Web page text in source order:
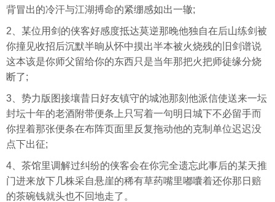
背冒出的冷汗与江湖搏命的紧绷感如出一辙;
2、某位用剑的侠客好感度抵达莫逆那晚他独自在后山练剑被
你撞见收招后沉默半晌从怀中摸出半本被火烧残的旧剑谱说
这本该是你师父留给你的东西只是当年那把火把师徒缘分烧
断了;
3、势力版图接壤昔日好友镇守的城池那刻他派信使送来一坛
封坛十年的老酒附带便条上只写着一句明日城下不必留手而
你捏着那张便条在布阵页面里反复拖动他的克制单位迟迟没
点下出征;
4、茶馆里调解过纠纷的侠客会在你完全遗忘此事后的某天推
门进来放下几株采自悬崖的稀有草药嘴里嘟囔着还你那日赔
的茶碗钱就头也不回地走了。